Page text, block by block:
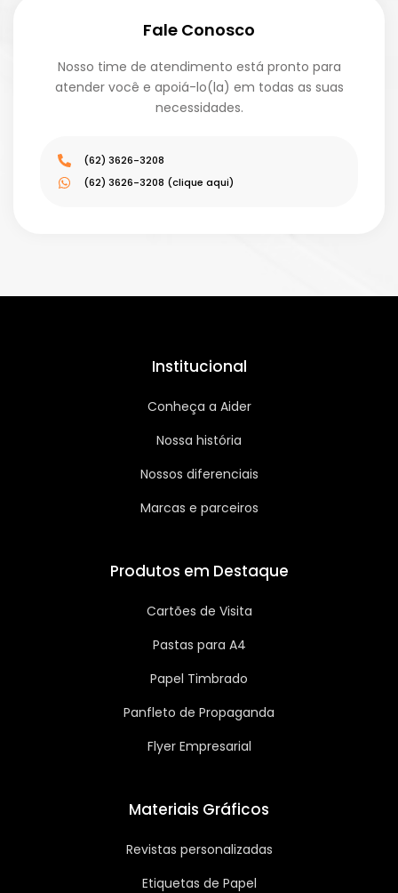
Fale Conosco
Nosso time de atendimento está pronto para
atender você e apoiá-lo(la) em todas as suas
necessidades.
(62) 3626-3208
(62) 3626-3208 (clique aqui)
Institucional
Conheça a Aider
Nossa história
Nossos diferenciais
Marcas e parceiros
Produtos em Destaque
Cartões de Visita
Pastas para A4
Papel Timbrado
Panfleto de Propaganda
Flyer Empresarial
Materiais Gráficos
Revistas personalizadas
Etiquetas de Papel